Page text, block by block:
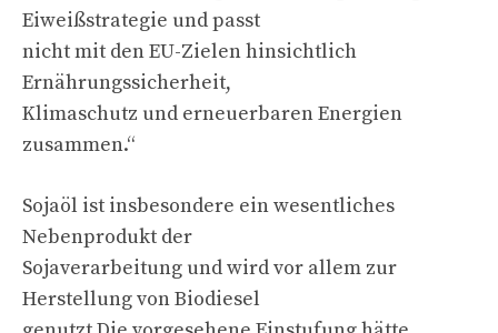
Eiweißstrategie und passt
nicht mit den EU-Zielen hinsichtlich
Ernährungssicherheit,
Klimaschutz und erneuerbaren Energien
zusammen.“
Sojaöl ist insbesondere ein wesentliches
Nebenprodukt der
Sojaverarbeitung und wird vor allem zur
Herstellung von Biodiesel